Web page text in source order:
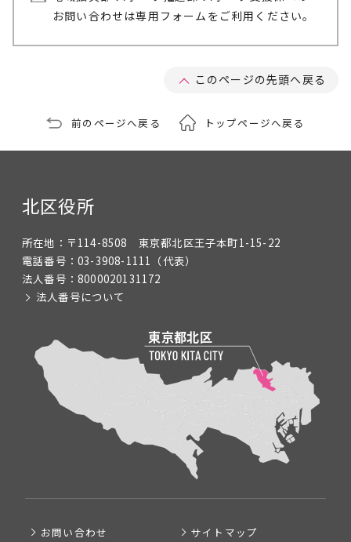
お問い合わせは専用フォームをご利用ください。
このページの先頭へ戻る
前のページへ戻る トップページへ戻る
北区役所
所在地： 〒114-8508 東京都北区王子本町1-15-22
電話番号： 03-3908-1111 （代表）
法人番号： 8000020131172
法人番号について
お問い合わせ サイトマップ